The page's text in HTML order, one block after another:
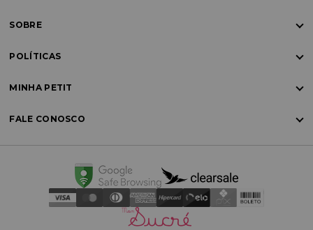
SOBRE
POLÍTICAS
MINHA PETIT
FALE CONOSCO